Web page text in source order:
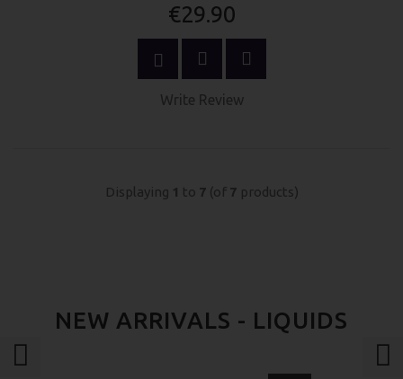
€29.90
Write Review
Displaying 1 to 7 (of 7 products)
NEW ARRIVALS - LIQUIDS